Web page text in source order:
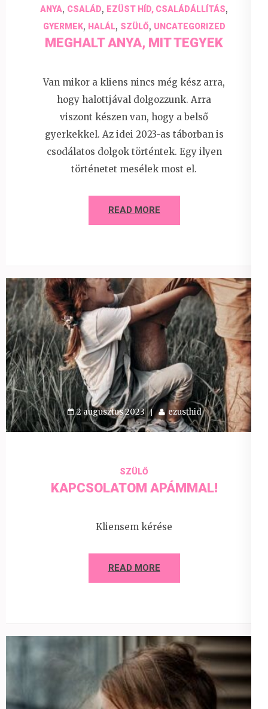
ANYA, CSALÁD, EZÜST HÍD, CSALÁDÁLLÍTÁS,
GYERMEK, HALÁL, SZÜLŐ, UNCATEGORIZED
MEGHALT ANYA, MIT TEGYEK
Van mikor a kliens nincs még kész arra,
hogy halottjával dolgozzunk. Arra
viszont készen van, hogy a belső
gyerkekkel. Az idei 2023-as táborban is
csodálatos dolgok történtek. Egy ilyen
történetet mesélek most el.
READ MORE
2 augusztus 2023 ezusthid
SZÜLŐ
KAPCSOLATOM APÁMMAL!
Kliensem kérése
READ MORE